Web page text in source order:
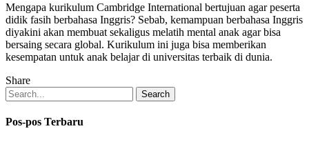
Mengapa kurikulum Cambridge International bertujuan agar peserta
didik fasih berbahasa Inggris? Sebab, kemampuan berbahasa Inggris
diyakini akan membuat sekaligus melatih mental anak agar bisa
bersaing secara global. Kurikulum ini juga bisa memberikan
kesempatan untuk anak belajar di universitas terbaik di dunia.
Share
Search
Pos-pos Terbaru